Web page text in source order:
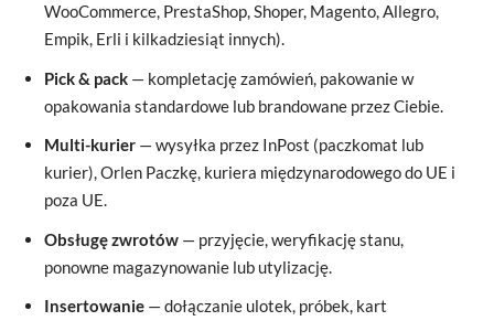
WooCommerce, PrestaShop, Shoper, Magento, Allegro,
Empik, Erli i kilkadziesiąt innych).
Pick & pack— kompletację zamówień, pakowanie w
opakowania standardowe lub brandowane przez Ciebie.
Multi-kurier— wysyłka przez InPost (paczkomat lub
kurier), Orlen Paczkę, kuriera międzynarodowego do UE i
poza UE.
Obsługę zwrotów— przyjęcie, weryfikację stanu,
ponowne magazynowanie lub utylizację.
Insertowanie— dołączanie ulotek, próbek, kart